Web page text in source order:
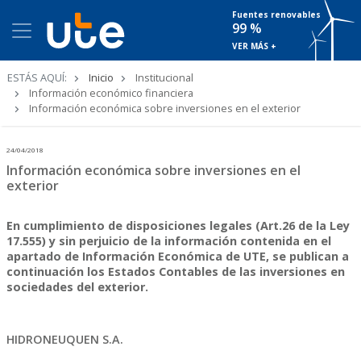
Fuentes renovables
99 %
VER MÁS +
ESTÁS AQUÍ: Inicio
Institucional
Información económico financiera
Información económica sobre inversiones en el exterior
24/04/2018
Información económica sobre inversiones en el
exterior
En cumplimiento de disposiciones legales (Art.26 de la Ley
17.555) y sin perjuicio de la información contenida en el
apartado de Información Económica de UTE, se publican a
continuación los Estados Contables de las inversiones en
sociedades del exterior.
HIDRONEUQUEN S.A.